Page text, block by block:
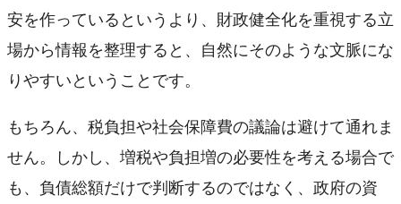
安を作っているというより、財政健全化を重視する立
場から情報を整理すると、自然にそのような文脈にな
りやすいということです。
もちろん、税負担や社会保障費の議論は避けて通れま
せん。しかし、増税や負担増の必要性を考える場合で
も、負債総額だけで判断するのではなく、政府の資